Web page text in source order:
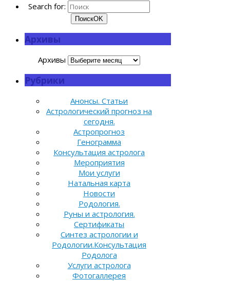
Search for:
ПоискOK
Архивы
Архивы
Рубрики
Анонсы. Статьи
Астрологический прогноз на
сегодня.
Астропрогноз
Генограмма
Консультация астролога
Мероприятия
Мои услуги
Натальная карта
Новости
Родология.
Руны и астрология.
Сертификаты
Синтез астрологии и
Родологии.Консультация
Родолога
Услуги астролога
Фотогаллерея